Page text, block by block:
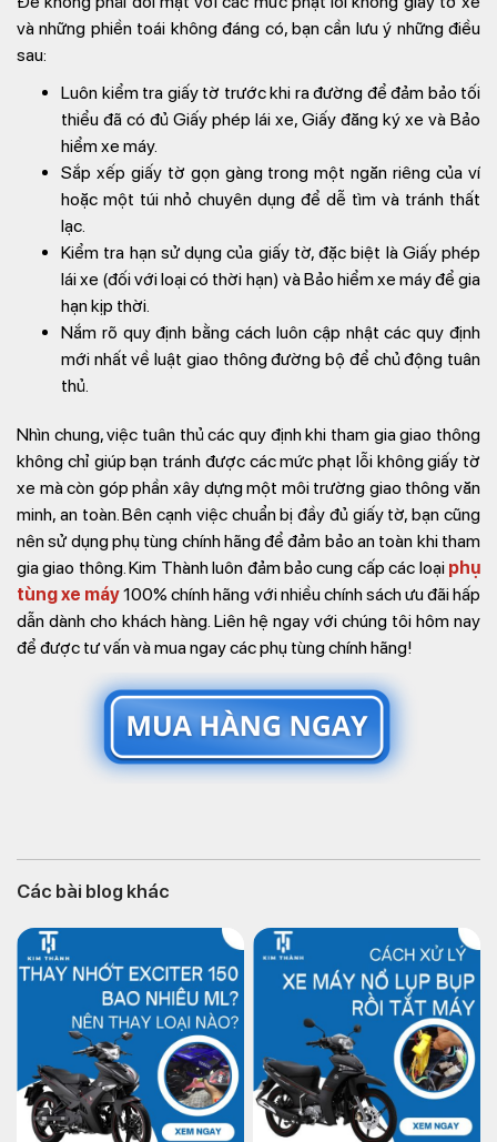
và những phiền toái không đáng có, bạn cần lưu ý những điều
sau:
Luôn kiểm tra giấy tờ trước khi ra đường để đảm bảo tối
thiểu đã có đủ Giấy phép lái xe, Giấy đăng ký xe và Bảo
hiểm xe máy.
Sắp xếp giấy tờ gọn gàng trong một ngăn riêng của ví
hoặc một túi nhỏ chuyên dụng để dễ tìm và tránh thất
lạc.
Kiểm tra hạn sử dụng của giấy tờ, đặc biệt là Giấy phép
lái xe (đối với loại có thời hạn) và Bảo hiểm xe máy để gia
hạn kịp thời.
Nắm rõ quy địnhbằng cách luôn cập nhật các quy định
mới nhất về luật giao thông đường bộ để chủ động tuân
thủ.
Nhìn chung, việc tuân thủ các quy định khi tham gia giao thông
không chỉ giúp bạn tránh được các mức phạt lỗi không giấy tờ
xe mà còn góp phần xây dựng một môi trường giao thông văn
minh, an toàn. Bên cạnh việc chuẩn bị đầy đủ giấy tờ, bạn cũng
nên sử dụng phụ tùng chính hãng để đảm bảo an toàn khi tham
gia giao thông. Kim Thành luôn đảm bảo cung cấp các loại phụ
tùng xe máy100% chính hãng với nhiều chính sách ưu đãi hấp
dẫn dành cho khách hàng. Liên hệ ngay với chúng tôi hôm nay
để được tư vấn và mua ngay các phụ tùng chính hãng!
Các bài blog khác